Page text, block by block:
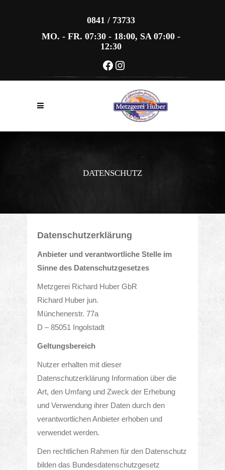
0841 / 73733
MO. - FR. 07:30 - 18:00, SA 07:00 -
12:30
Facebook
Instagram
DATENSCHUTZ
Datenschutzerklärung
Anbieter und verantwortliche Stelle im
Sinne des Datenschutzgesetzes
Metzgerei Richard Huber GbR
Richard Huber jun.
Münchenerstr. 77a
D – 85051 Ingolstadt
Geltungsbereich
Nutzer erhalten mit dieser
Datenschutzerklärung Information über die
Art, den Umfang und Zweck der Erhebung
und Verwendung ihrer Daten durch den
verantwortlichen Anbieter erhoben und
verwendet werden.
Den rechtlichen Rahmen für den Datenschutz
bilden das Bundesdatenschutzgesetz